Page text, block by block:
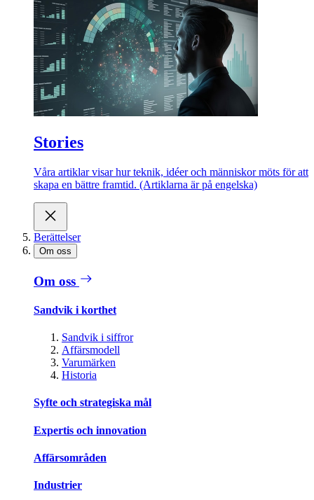
Stories
Våra artiklar visar hur teknik, idéer och människor möts för att
skapa en bättre framtid. (Artiklarna är på engelska)
Berättelser
Om oss
Om oss
Sandvik i korthet
Sandvik i siffror
Affärsmodell
Varumärken
Historia
Syfte och strategiska mål
Expertis och innovation
Affärsområden
Industrier